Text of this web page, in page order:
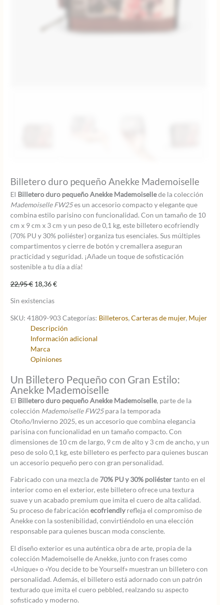
Billetero duro pequeño Anekke Mademoiselle
El Billetero duro pequeño Anekke Mademoisellede la colección
Mademoiselle FW25es un accesorio compacto y elegante que
combina estilo parisino con funcionalidad. Con un tamaño de 10
cm x 9 cm x 3 cm y un peso de 0,1 kg, este billetero ecofriendly
(70% PU y 30% poliéster) organiza tus esenciales. Sus múltiples
compartimentos y cierre de botón y cremallera aseguran
practicidad y seguridad. ¡Añade un toque de sofisticación
sostenible a tu día a día!
22,95€ El
original
era:
22,95 €.
18,36€El
es:
18,36 €.
Sin existencias
SKU:41809-903Categorías: Billeteros,Carteras de mujer, Mujer
Descripción
Información adicional
Marca
Opiniones
Un Billetero Pequeño con Gran Estilo:
Anekke Mademoiselle
El Billetero duro pequeño Anekke Mademoiselle, parte de la
colección Mademoiselle FW25para la temporada
Otoño/Invierno 2025, es un accesorio que combina elegancia
parisina con funcionalidad en un tamaño compacto. Con
dimensiones de 10 cm de largo, 9 cm de alto y 3 cm de ancho, y un
peso de solo 0,1 kg, este billetero es perfecto para quienes buscan
un accesorio pequeño pero con gran personalidad.
Fabricado con una mezcla de 70% PU y 30% poliéstertanto en el
interior como en el exterior, este billetero ofrece una textura
suave y un acabado premium que imita el cuero de alta calidad.
Su proceso de fabricaciónecofriendlyrefleja el compromiso de
Anekke con la sostenibilidad, convirtiéndolo en una elección
responsable para quienes buscan moda consciente.
El diseño exterior es una auténtica obra de arte, propia de la
colección Mademoiselle de Anekke, junto con frases como
«Unique» o «You decide to be Yourself» muestran un billetero con
personalidad. Además, el billetero está adornado con un patrón
texturado que imita el cuero pebbled, realzando su aspecto
sofisticado y moderno.